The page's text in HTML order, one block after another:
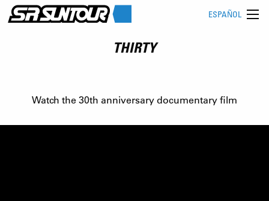
ESPAÑOL
THIRTY
Watch the 30th anniversary documentary film